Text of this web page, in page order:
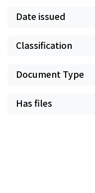
Date issued
Classification
Document Type
Has files